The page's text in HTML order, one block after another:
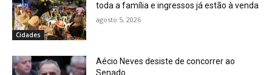
Cidades
toda a família e ingressos já estão à venda
agosto 5, 2026
Aécio Neves desiste de concorrer ao
Senado